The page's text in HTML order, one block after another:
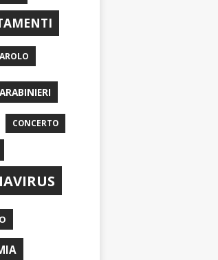
CONCERTO